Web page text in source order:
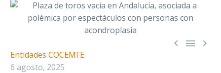
  
Entidades COCEMFE
6 agosto, 2025